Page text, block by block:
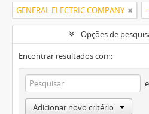
GENERAL ELECTRIC COMPANY -
Opções de
Encontrar resultados com:
Adicionar novo critério